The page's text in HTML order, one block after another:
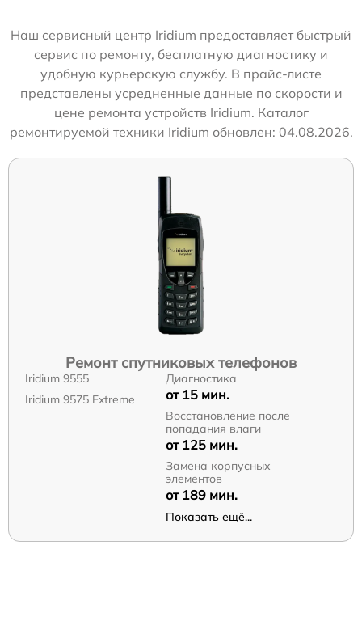
Наш сервисный центр Iridium предоставляет быстрый
сервис по ремонту, бесплатную диагностику и
удобную курьерскую службу. В прайс-листе
представлены усредненные данные по скорости и
цене ремонта устройств Iridium. Каталог
ремонтируемой техники Iridium обновлен: 04.08.2026.
Ремонт спутниковых телефонов
Iridium 9555
Iridium 9575 Extreme
Диагностика
от 15 мин.
Восстановление после
попадания влаги
от 125 мин.
Замена корпусных
элементов
от 189 мин.
Показать ещё...